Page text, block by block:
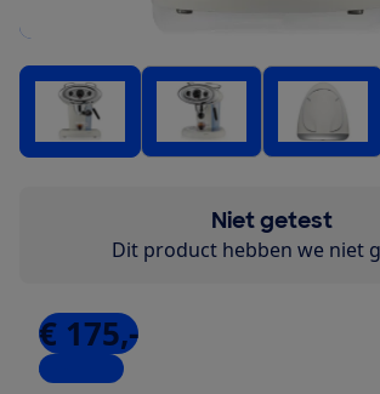
Niet getest
Dit product hebben we niet
€ 175,-
4 winkels